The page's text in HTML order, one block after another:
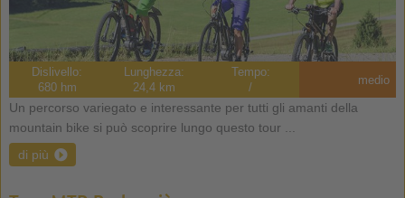
Dislivello:
680 hm
Lunghezza:
24,4 km
Tempo:
/
medio
Un percorso variegato e interessante per tutti gli amanti della
mountain bike si può scoprire lungo questo tour ...
di più